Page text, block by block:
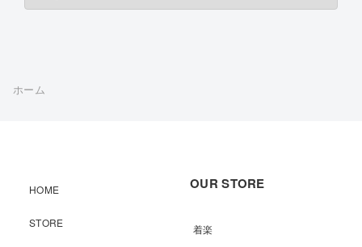
ホーム
HOME
STORE
OUR STORE
着楽